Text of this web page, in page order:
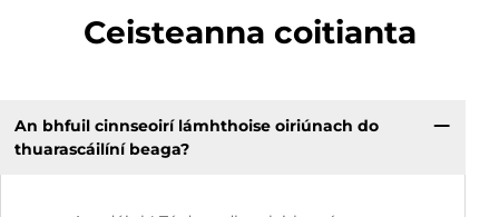
Ceisteanna coitianta
An bhfuil cinnseoirí lámhthoise oiriúnach do
thuarascáilíní beaga?